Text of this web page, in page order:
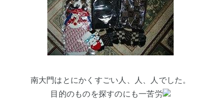
南大門はとにかくすごい人、人、人でした。
目的のものを探すのにも一苦労